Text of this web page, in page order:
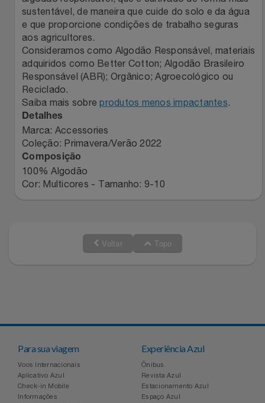
sustentável, de maneira que cuide do solo e da água
e que proporcione condições de trabalho seguras
aos agricultores.
Consideramos como Algodão Responsável, materiais
adquiridos como Better Cotton; Algodão Brasileiro
Responsável (ABR); Orgânico; Agroecológico ou
Reciclado.
Saiba mais sobreprodutos menos impactantes.
Detalhes
Marca: Accessories
Coleção: Primavera/Verão 2022
Composição
100% Algodão
Cor: Multicores - Tamanho: 9-10
Voltar Topo
Para sua viagem
Voos Internacionais
Aplicativo Azul
Check-in Mobile
Informações
Experiência Azul
Ônibus
Revista Azul
Estacionamento Azul
Espaço Azul